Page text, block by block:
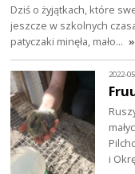
Dziś o żyjątkach, które
jeszcze w szkolnych
patyczaki minęła, mało…
2022-
i